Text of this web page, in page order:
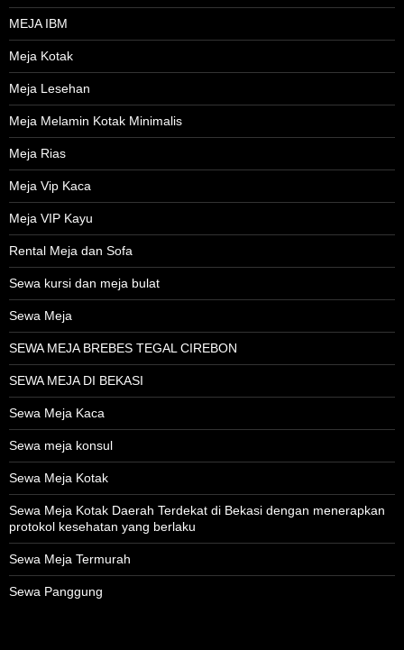
MEJA IBM
Meja Kotak
Meja Lesehan
Meja Melamin Kotak Minimalis
Meja Rias
Meja Vip Kaca
Meja VIP Kayu
Rental Meja dan Sofa
Sewa kursi dan meja bulat
Sewa Meja
SEWA MEJA BREBES TEGAL CIREBON
SEWA MEJA DI BEKASI
Sewa Meja Kaca
Sewa meja konsul
Sewa Meja Kotak
Sewa Meja Kotak Daerah Terdekat di Bekasi dengan menerapkan
protokol kesehatan yang berlaku
Sewa Meja Termurah
Sewa Panggung